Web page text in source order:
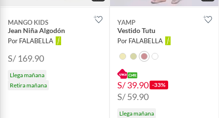
MANGO KIDS
Jean Niña Algodón
Por FALABELLA
S/ 169.90
Llega mañana
Retira mañana
YAMP
Vestido Tutu
Por FALABELLA
S/ 39.90 -33%
S/ 59.90
Llega mañana